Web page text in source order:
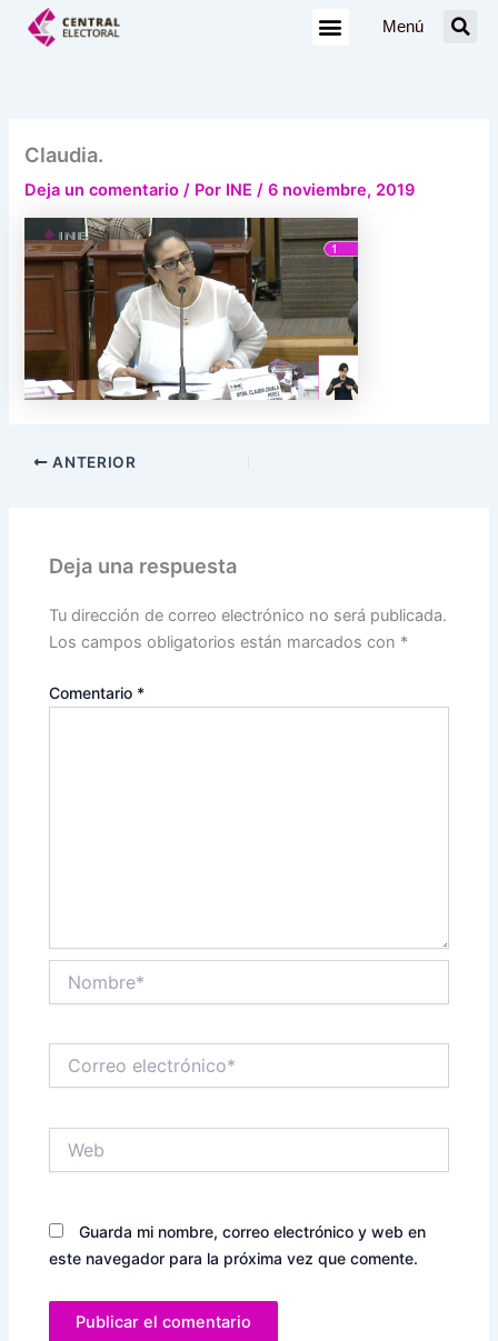
Menú
Claudia.
Deja un comentario / Por INE/6 noviembre, 2019
ANTERIOR
Deja una respuesta
Tu dirección de correo electrónico no será publicada.
Los campos obligatorios están marcados con *
Comentario *
electrónico*
Guarda mi nombre, correo electrónico y web en
este navegador para la próxima vez que comente.